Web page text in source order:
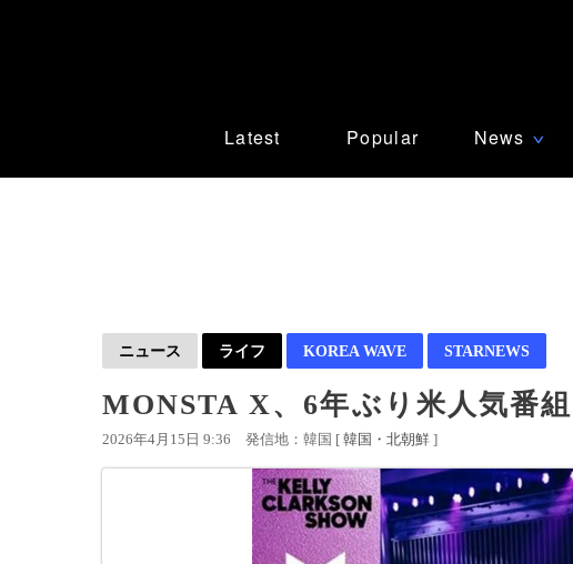
Latest Popular News ∨
ニュース ライフ KOREA WAVE STARNEWS
MONSTA X、6年ぶり米人気番
2026年4月15日 9:36 発信地：韓国 [ 韓国・北朝鮮 ]